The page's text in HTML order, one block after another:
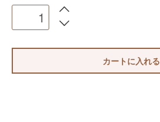
カートに入れる